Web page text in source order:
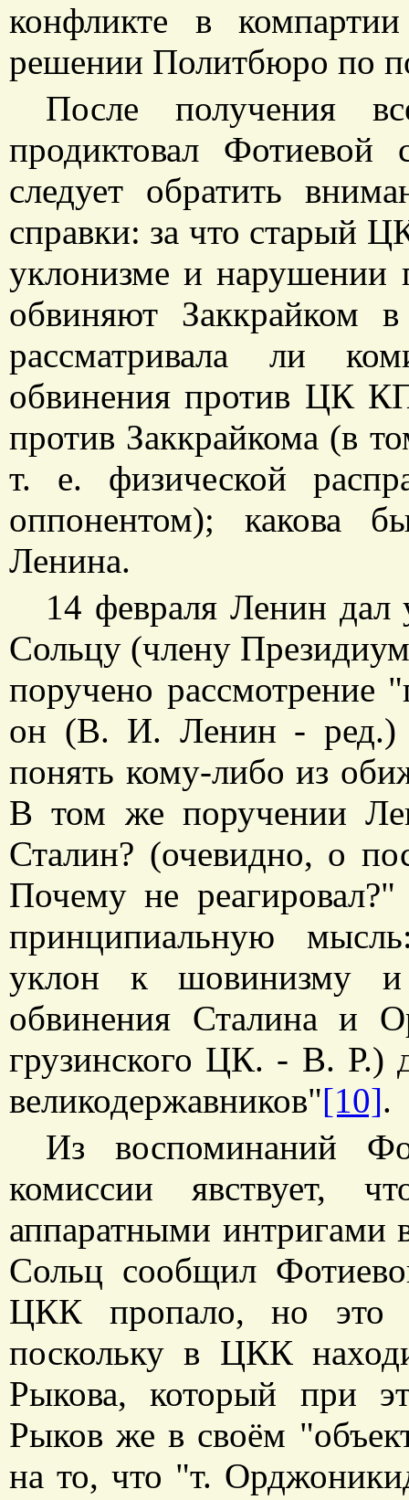
конфликте в
решении Политбюро по
После получения
продиктовал Фотиевой
следует обратить
справки: за что старый
уклонизме и нарушении
обвиняют Заккрайком
рассматривала ли
обвинения против ЦК
против Заккрайкома (в
т. е. физической
оппонентом); какова
Ленина.
14 февраля Ленин дал
Сольцу (члену
поручено рассмотрение
он (В. И. Ленин - ред.)
понять кому-либо из
В том же поручении
Сталин? (очевидно, о
Почему не
принципиальную
уклон к шовинизму и
обвинения Сталина и
грузинского ЦК. - В. Р.)
великодержавников"[10].
Из воспоминаний
комиссии явствует,
аппаратными интригами
Сольц сообщил
ЦКК пропало, но это
поскольку в ЦКК
Рыкова, который при
Рыков же в своём
на то, что "т.